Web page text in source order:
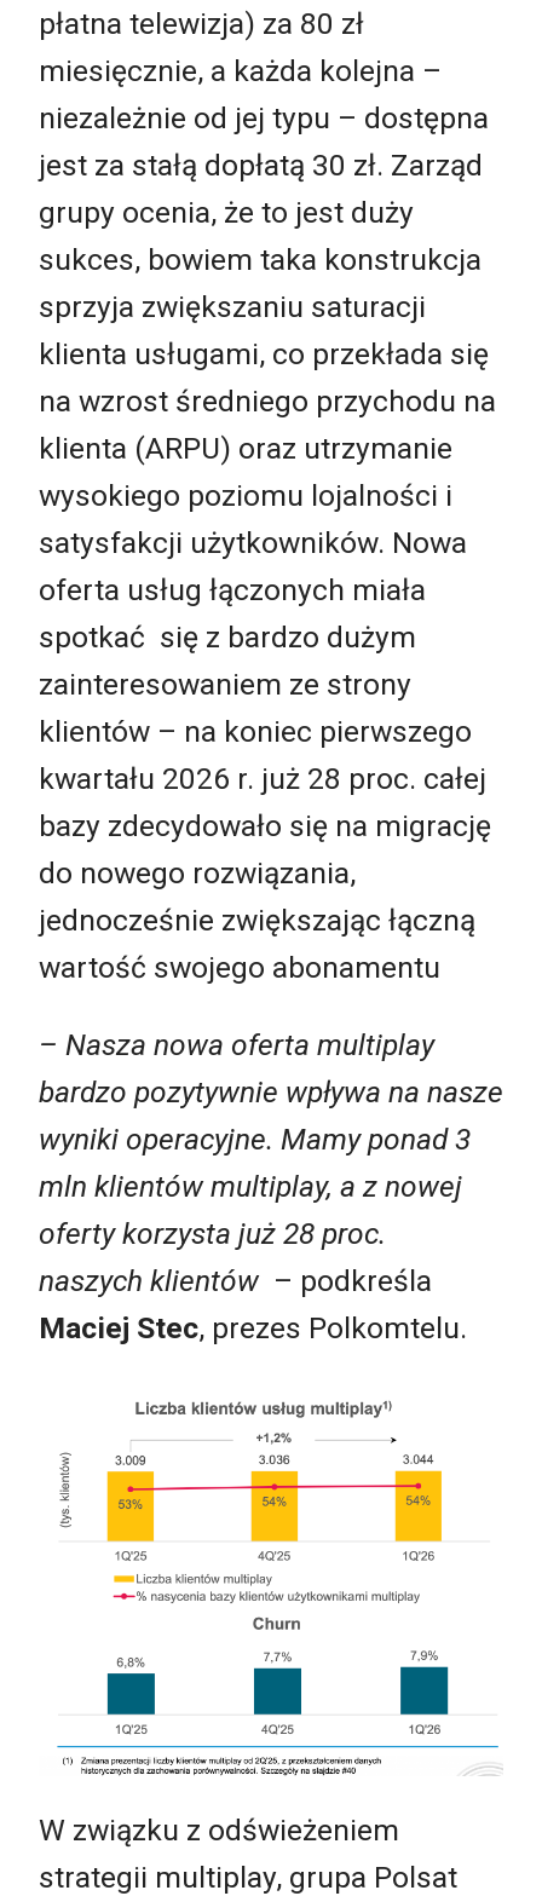
płatna telewizja) za 80 zł
miesięcznie, a każda kolejna –
niezależnie od jej typu – dostępna
jest za stałą dopłatą 30 zł. Zarząd
grupy ocenia, że to jest duży
sukces, bowiem taka konstrukcja
sprzyja zwiększaniu saturacji
klienta usługami, co przekłada się
na wzrost średniego przychodu na
klienta (ARPU) oraz utrzymanie
wysokiego poziomu lojalności i
satysfakcji użytkowników. Nowa
oferta usług łączonych miała
spotkać się z bardzo dużym
zainteresowaniem ze strony
klientów – na koniec pierwszego
kwartału 2026 r. już 28 proc. całej
bazy zdecydowało się na migrację
do nowego rozwiązania,
jednocześnie zwiększając łączną
wartość swojego abonamentu
– Nasza nowa oferta multiplay
bardzo pozytywnie wpływa na nasze
wyniki operacyjne. Mamy ponad 3
mln klientów multiplay, a z nowej
oferty korzysta już 28 proc.
naszych klientów – podkreśla
Maciej Stec, prezes Polkomtelu.
W związku z odświeżeniem
strategii multiplay, grupa Polsat